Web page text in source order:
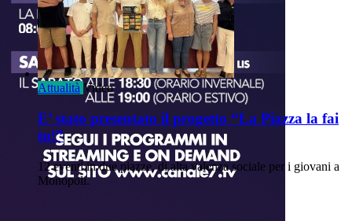
Attualità Video
E’ stato presentato il progetto “La Piazza la fai
tu!”
12 eventi in due piazze, di alta valenza sociale per i giovani a
Monopoli.